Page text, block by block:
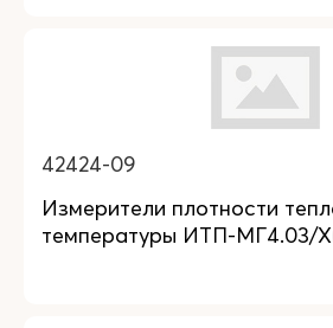
42424-09
Измерители плотности
температуры ИТП-МГ4.03/